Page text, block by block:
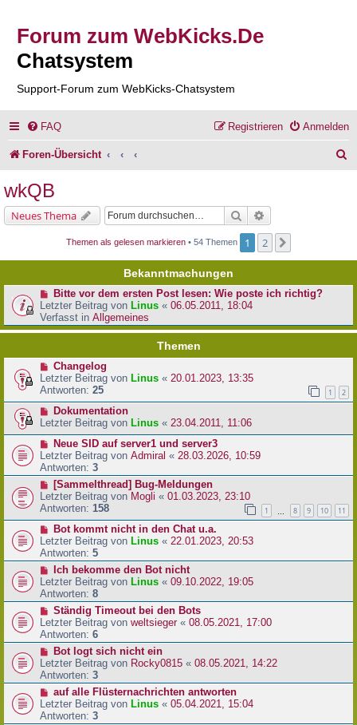
Forum zum WebKicks.De
Chatsystem
Support-Forum zum WebKicks-Chatsystem
FAQ Anmelden
Registrieren
Foren-Übersicht
wkQB
Neues Thema Suche
Themen als gelesen markieren • 54 Themen 1 2
Bekanntmachungen
Bitte vor dem ersten Post lesen: Wie poste ich richtig?
Letzter Beitrag von Linus « 06.05.2011, 18:04
Verfasst in Allgemeines
Themen
Changelog
Letzter Beitrag von Linus « 20.01.2023, 13:35
Antworten: 25 1 2
Dokumentation
Letzter Beitrag von Linus « 23.04.2011, 11:06
Neue SID auf server1 und server3
Letzter Beitrag von Admiral « 28.03.2026, 10:59
Antworten: 3
[Sammelthread] Bug-Meldungen
Letzter Beitrag von Mogli « 01.03.2023, 23:10
Antworten: 158 1 8 9 10 11
Bot kommt nicht in den Chat u.a.
Letzter Beitrag von Linus « 22.01.2023, 20:53
Antworten: 5
Ich bekomme den Bot nicht
Letzter Beitrag von Linus « 09.10.2022, 19:05
Antworten: 8
Ständig Timeout bei den Bots
Letzter Beitrag von weltsieger« 08.05.2021, 17:00
Antworten: 6
Bot logt sich nicht ein
Letzter Beitrag von Rocky0815 « 08.05.2021, 14:22
Antworten: 3
auf alle Flüsternachrichten antworten
Letzter Beitrag von Linus « 05.04.2021, 15:04
Antworten: 3